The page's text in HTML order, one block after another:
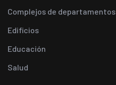
Complejos de departamentos
Edificios
Educación
Salud